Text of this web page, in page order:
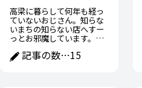
高梁に暮らして何年も経っ
ていないおじさん。知らな
いまちの知らない店へすー
っとお邪魔しています。高
おじさんなりに紹介できた
らと思います。
記事の数…15